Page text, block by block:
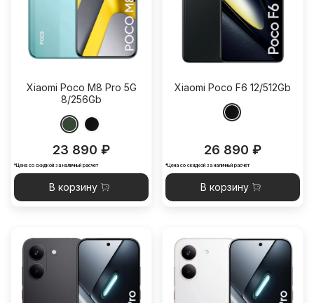
Xiaomi Poco M8 Pro 5G
8/256Gb
23 890 ₽
*Цена со скидкой за наличный расчет
В корзину
Xiaomi Poco F6 12/512Gb
26 890 ₽
*Цена со скидкой за наличный расчет
В корзину